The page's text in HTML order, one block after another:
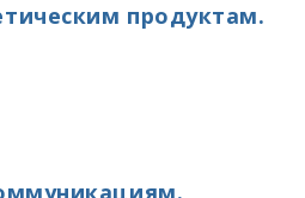
продуктам.